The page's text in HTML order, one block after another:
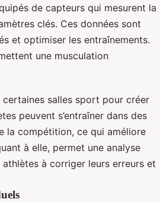
de capteurs qui mesurent la
clés. Ces données sont
et optimiser les entraînements.
une musculation
salles sport pour créer
peuvent s’entraîner dans des
la compétition, ce qui améliore
à elle, permet une analyse
à corriger leurs erreurs et